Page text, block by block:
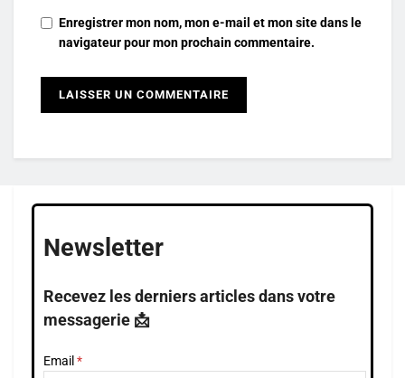
Enregistrer mon nom, mon e-mail et mon site dans le
navigateur pour mon prochain commentaire.
Newsletter
Recevez les derniers articles dans votre
messagerie 📩
Email